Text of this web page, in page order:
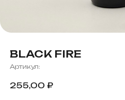
BLACK FIRE
Артикул:
255,00 ₽